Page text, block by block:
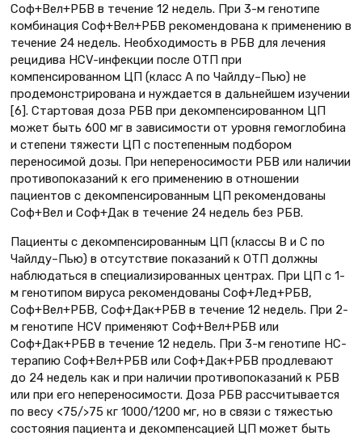
Соф+Вел+РБВ в течение 12 недель. При 3-м генотипе
комбинация Соф+Вел+РБВ рекомендована к применению в
течение 24 недель. Необходимость в РБВ для лечения
рецидива HCV-инфекции после ОТП при
компенсированном ЦП (класс А по Чайлду–Пью) не
продемонстрирована и нуждается в дальнейшем изучении
[6]. Стартовая доза РБВ при декомпенсированном ЦП
может быть 600 мг в зависимости от уровня гемоглобина
и степени тяжести ЦП с постепенным подбором
переносимой дозы. При непереносимости РБВ или наличии
противопоказаний к его применению в отношении
пациентов с декомпенсированным ЦП рекомендованы
Соф+Вел и Соф+Дак в течение 24 недель без РБВ.
Пациенты с декомпенсированным ЦП (классы В и С по
Чайлду–Пью) в отсутствие показаний к ОТП должны
наблюдаться в специализированных центрах. При ЦП с 1-
м генотипом вируса рекомендованы Соф+Лед+РБВ,
Соф+Вел+РБВ, Соф+Дак+РБВ в течение 12 недель. При 2-
м генотипе HCV применяют Соф+Вел+РБВ или
Соф+Дак+РБВ в течение 12 недель. При 3-м генотипе HC-
терапию Соф+Вел+РБВ или Соф+Дак+РБВ продлевают
до 24 недель как и при наличии противопоказаний к РБВ
или при его непереносимости. Доза РБВ рассчитывается
по весу <75/>75 кг 1000/1200 мг, но в связи с тяжестью
состояния пациента и декомпенсацией ЦП может быть